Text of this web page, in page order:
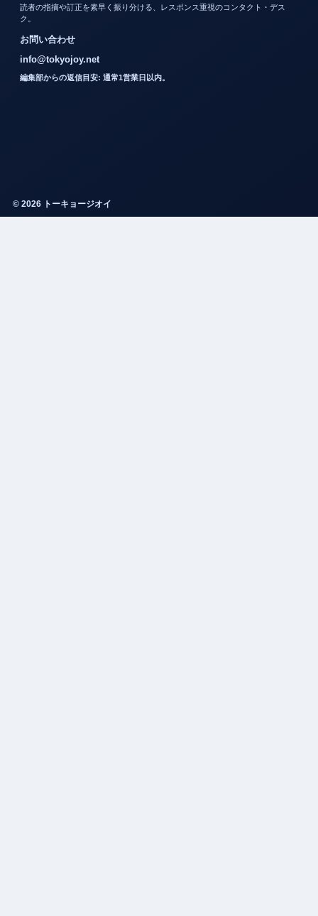
読者の指摘や訂正を素早く振り分ける、レスポンス重視のコンタクト・デス
ク。
お問い合わせ
info@tokyojoy.net
編集部からの返信目安: 通常1営業日以内。
© 2026 トーキョージオイ